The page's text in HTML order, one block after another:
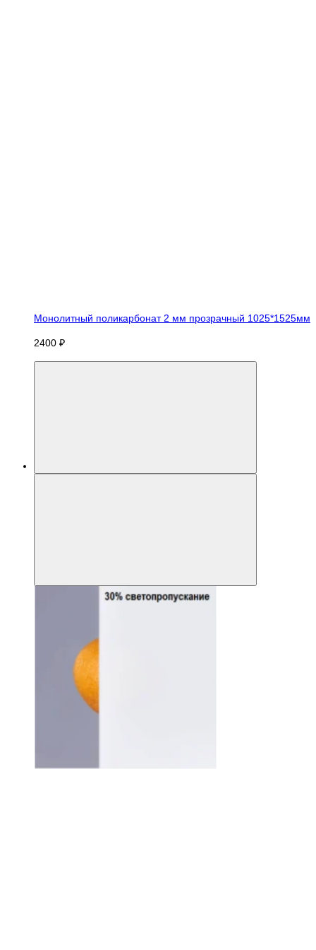
Монолитный поликарбонат 2 мм прозрачный 1025*1525мм
2400 ₽